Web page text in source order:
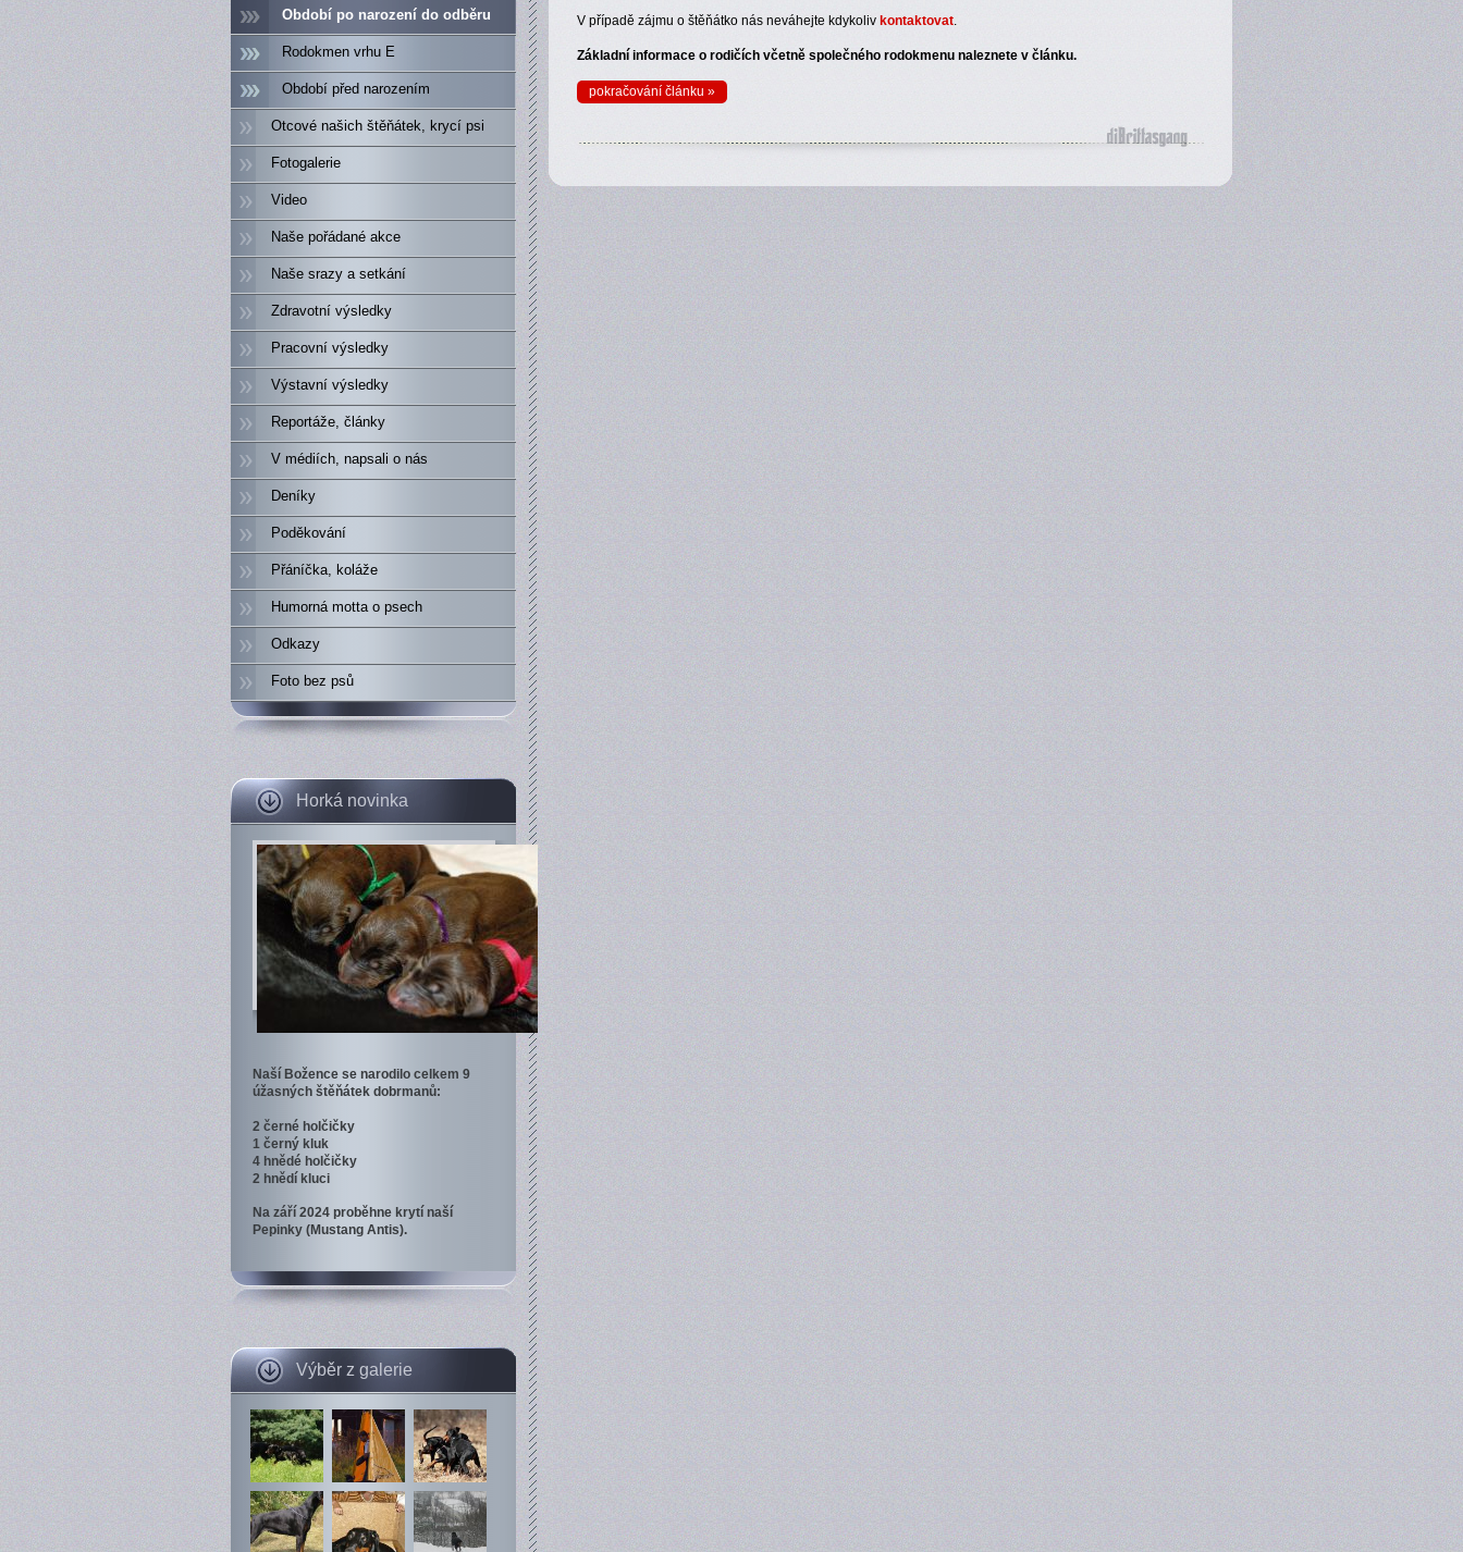
Období po narození do odběru
Rodokmen vrhu E
Období před narozením
Otcové našich štěňátek, krycí psi
Fotogalerie
Video
Naše pořádané akce
Naše srazy a setkání
Zdravotní výsledky
Pracovní výsledky
Výstavní výsledky
Reportáže, články
V médiích, napsali o nás
Deníky
Poděkování
Přáníčka, koláže
Humorná motta o psech
Odkazy
Foto bez psů
Horká novinka
Naší Božence se narodilo celkem 9
úžasných štěňátek dobrmanů:
2 černé holčičky
1 černý kluk
4 hnědé holčičky
2 hnědí kluci
Na září 2024 proběhne krytí naší
Pepinky (Mustang Antis).
Výběr z galerie
V případě zájmu o štěňátko nás neváhejte kdykoliv kontaktovat.
Základní informace o rodičích včetně společného rodokmenu naleznete v článku.
pokračování článku »